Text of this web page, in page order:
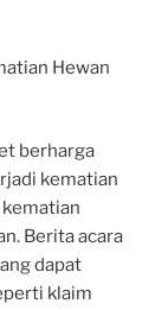
Hewan
berharga
kematian
Berita acara
dapat
klaim